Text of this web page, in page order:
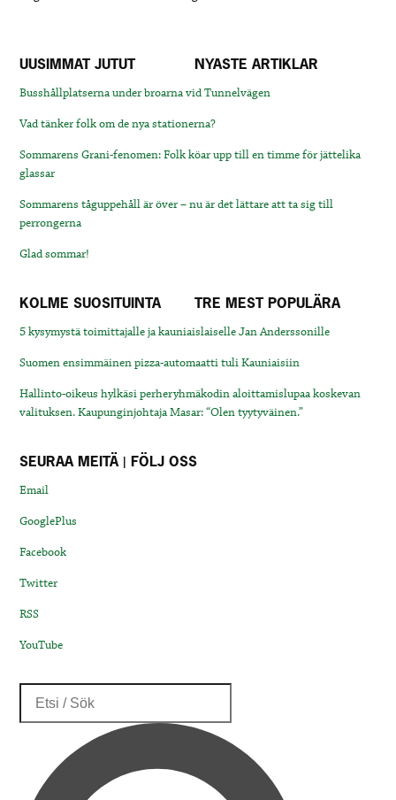
UUSIMMAT JUTUT NYASTE ARTIKLAR
Busshållplatserna under broarna vid Tunnelvägen
Vad tänker folk om de nya stationerna?
Sommarens Grani-fenomen: Folk köar upp till en timme för jättelika
glassar
Sommarens tåguppehåll är över – nu är det lättare att ta sig till
perrongerna
Glad sommar!
KOLME SUOSITUINTA TRE MEST POPULÄRA
5 kysymystä toimittajalle ja kauniaislaiselle Jan Anderssonille
Suomen ensimmäinen pizza-automaatti tuli Kauniaisiin
Hallinto-oikeus hylkäsi perheryhmäkodin aloittamislupaa koskevan
valituksen. Kaupunginjohtaja Masar: “Olen tyytyväinen.”
SEURAA MEITÄ | FÖLJ OSS
Email
GooglePlus
Facebook
Twitter
RSS
YouTube